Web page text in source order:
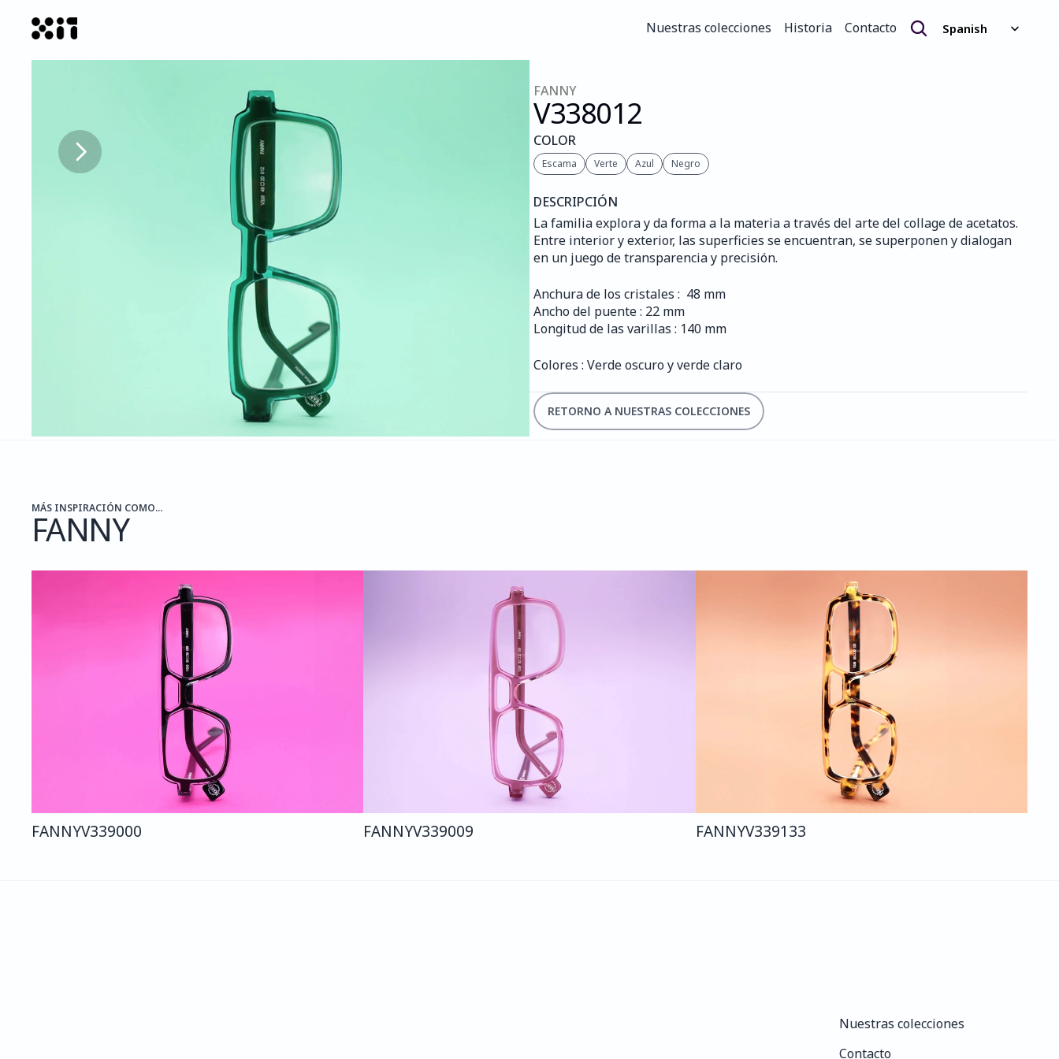
Nuestras colecciones
Historia
Contacto
Spanish
FANNY
V338012
COLOR
Escama Verte Azul Negro
DESCRIPCIÓN
La familia explora y da forma a la materia a través del arte del collage de acetatos.
Entre interior y exterior, las superficies se encuentran, se superponen y dialogan
en un juego de transparencia y precisión.
Anchura de los cristales :  48 mm
Ancho del puente : 22 mm
Longitud de las varillas : 140 mm
Colores : Verde oscuro y verde claro
RETORNO A NUESTRAS COLECCIONES
MÁS INSPIRACIÓN COMO...
FANNY
FANNYV339000 FANNYV339009 FANNYV339133
Nuestras colecciones
Contacto